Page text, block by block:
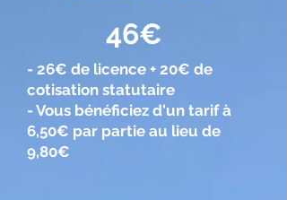
46€
- 26€ de licence + 20€ de
cotisation statutaire
- Vous bénéficiez d'un tarif à
6,50€ par partie au lieu de
9,80€